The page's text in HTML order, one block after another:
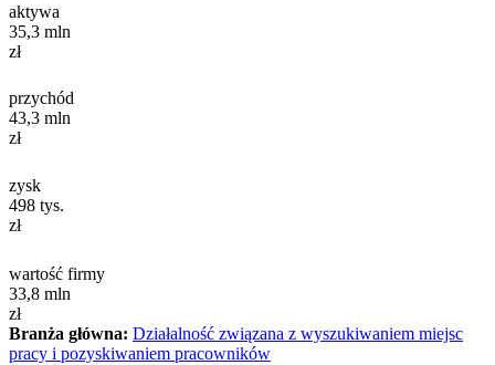
aktywa
35,3 mln
zł
przychód
43,3 mln
zł
zysk
498 tys.
zł
wartość firmy
33,8 mln
zł
Branża główna: Działalność związana z wyszukiwaniem miejsc
pracy i pozyskiwaniem pracowników